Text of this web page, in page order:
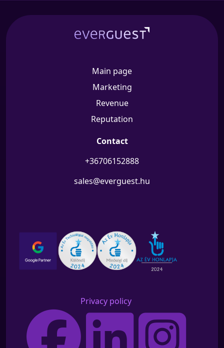
Main page
Marketing
Revenue
Reputation
Contact
+36706152888
sales@everguest.hu
Privacy policy